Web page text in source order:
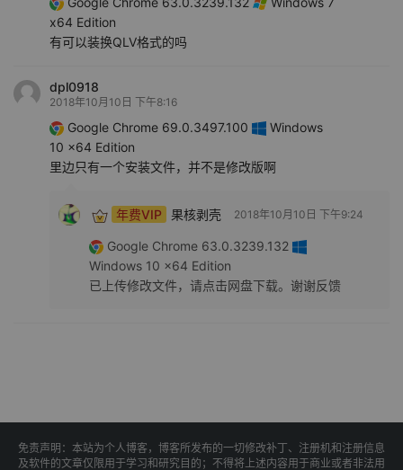
x64 Edition
有可以装换QLV格式的吗
dpl0918
2018年10月10日 下午8:16
Google Chrome 69.0.3497.100
Windows
10 x64 Edition
里边只有一个安装文件，并不是修改版啊
年费VIP 果核剥壳 2018年10月10日 下午9:24
Google Chrome 63.0.3239.132
Windows 10 x64 Edition
已上传修改文件，请点击网盘下载。谢谢反馈
免责声明：本站为个人博客，博客所发布的一切修改补丁、注册机和注册信息
及软件的文章仅限用于学习和研究目的；不得将上述内容用于商业或者非法用